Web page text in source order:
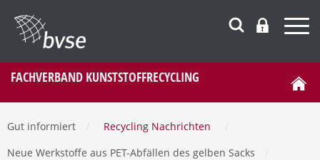
FACHVERBAND KUNSTSTOFFRECYCLING
Gut informiert Recycling Nachrichten
Neue Werkstoffe aus PET-Abfällen des gelben Sacks